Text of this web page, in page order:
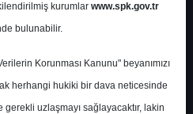
Kasım 2024
kurumlar www.spk.gov.tr
bulunabilir.
Korunması Kanunu" beyanımızı
herhangi hukiki bir dava neticesinde
uzlaşmayı sağlayacaktır, lakin